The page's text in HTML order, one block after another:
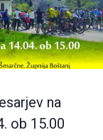
na
ob 15.00